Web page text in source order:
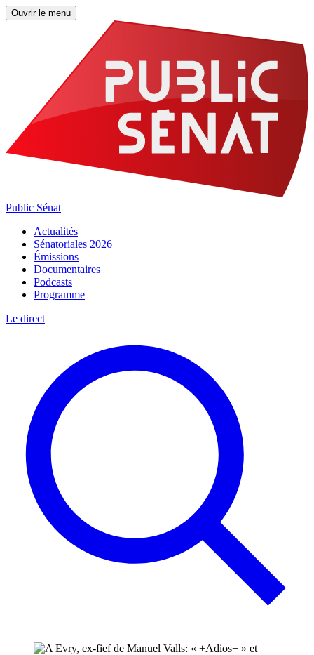
Ouvrir le menu
Public Sénat
Actualités
Sénatoriales 2026
Émissions
Documentaires
Podcasts
Programme
Le direct